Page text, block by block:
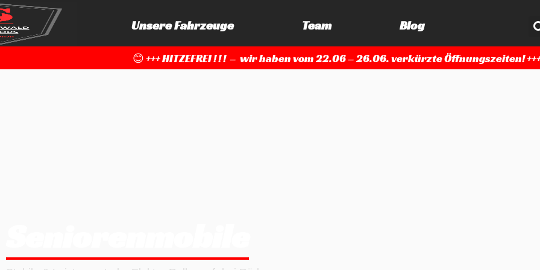
Unsere Fahrzeuge Team Blog
😊 +++ HITZEFREI ! ! ! – wir haben vom 22.06 – 26.06. verkürzte Öffnungszeiten!